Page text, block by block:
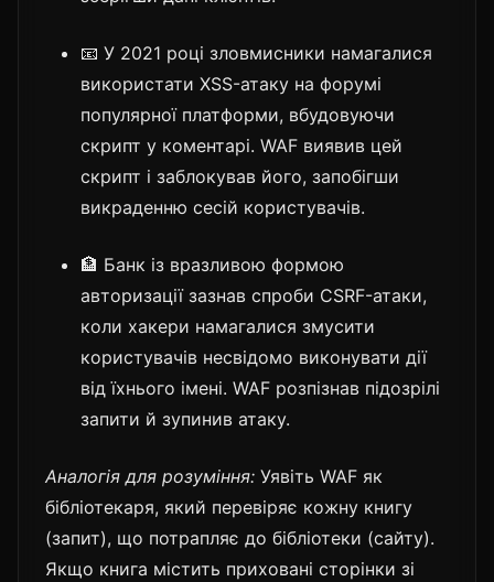
📧 У 2021 році зловмисники намагалися
використати XSS-атаку на форумі
популярної платформи, вбудовуючи
скрипт у коментарі. WAF виявив цей
скрипт і заблокував його, запобігши
викраденню сесій користувачів.
🏦 Банк із вразливою формою
авторизації зазнав спроби CSRF-атаки,
коли хакери намагалися змусити
користувачів несвідомо виконувати дії
від їхнього імені. WAF розпізнав підозрілі
запити й зупинив атаку.
Аналогія для розуміння: Уявіть WAF як
бібліотекаря, який перевіряє кожну книгу
(запит), що потрапляє до бібліотеки (сайту).
Якщо книга містить приховані сторінки зі